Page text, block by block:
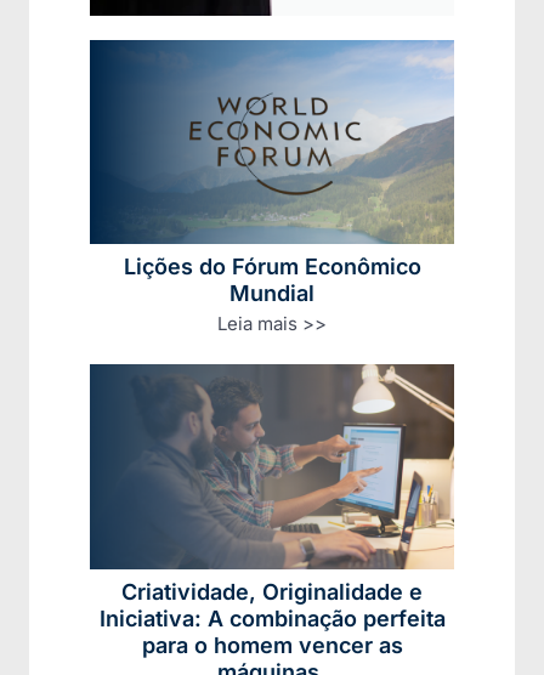
Lições do Fórum Econômico
Mundial
Leia mais >>
Criatividade, Originalidade e
Iniciativa: A combinação perfeita
para o homem vencer as